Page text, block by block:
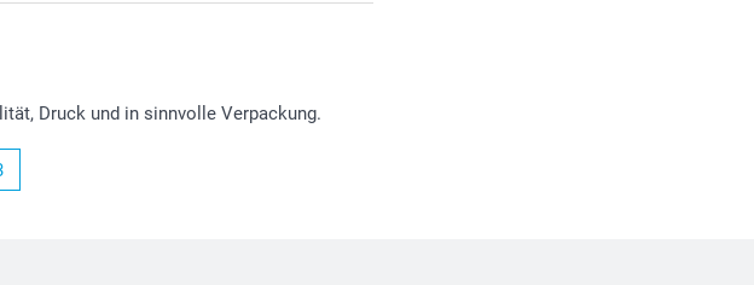
Druck und in sinnvolle Verpackung.